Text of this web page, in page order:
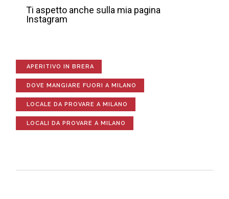
Ti aspetto anche sulla mia pagina
Instagram
APERITIVO IN BRERA
DOVE MANGIARE FUORI A MILANO
LOCALE DA PROVARE A MILANO
LOCALI DA PROVARE A MILANO